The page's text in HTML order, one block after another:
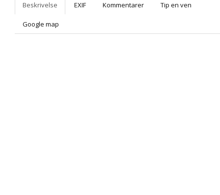
Beskrivelse EXIF Kommentarer Tip en ven
Google map